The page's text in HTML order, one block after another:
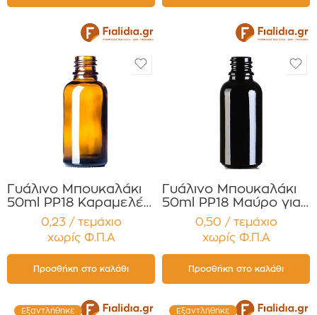
Γυάλινο Μπουκαλάκι
50ml PP18 Καραμελέ
για Αιθέρια Έλαια ,
Βάμματα , Αρώματα
Συσκευασία 12
τεμαχίων
0,23 / τεμάχιο
χωρίς Φ.Π.Α
Προσθήκη στο καλάθι
Γυάλινο Μπουκαλάκι
50ml PP18 Μαύρο για
Αιθέρια Έλαια ,
Βάμματα , Αρώματα
Συσκευασία 12
τεμαχίων
0,50 / τεμάχιο
χωρίς Φ.Π.Α
Προσθήκη στο καλάθι
Εξαντλήθηκε Εξαντλήθηκε